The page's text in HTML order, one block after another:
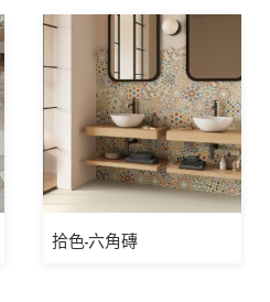
拾色-六角磚